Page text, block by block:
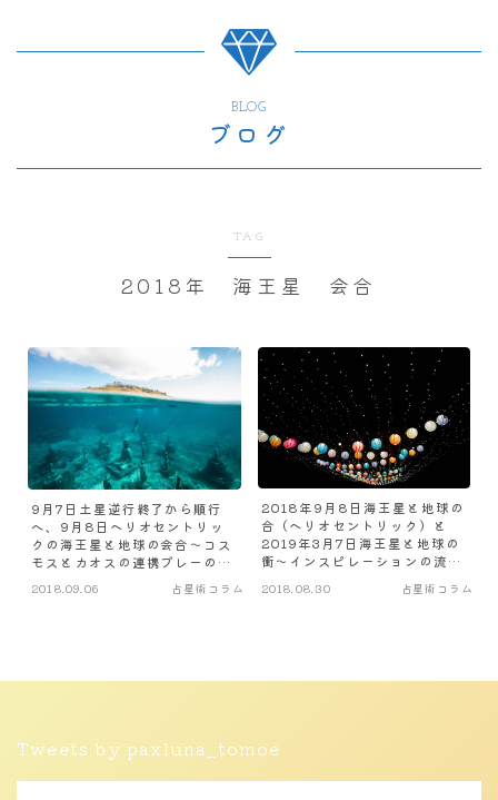
BLOG
ブログ
TAG
2018年 海王星 会合
9月7日土星逆行終了から順行
へ、9月8日ヘリオセントリッ
クの海王星と地球の会合～コス
モスとカオスの連携プレーの中
2018.09.06 占星術コラム
2018年9月8日海王星と地球の
合（ヘリオセントリック）と
2019年3月7日海王星と地球の
衝～インスピレーションの流れ
2018.08.30 占星術コラム
Tweets by paxluna_tomoe